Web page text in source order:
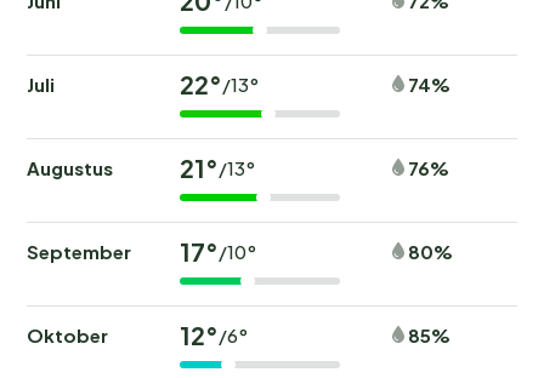
Juli 22°/13° 74%
Augustus 21°/13° 76%
September 17°/10° 80%
Oktober 12°/6° 85%